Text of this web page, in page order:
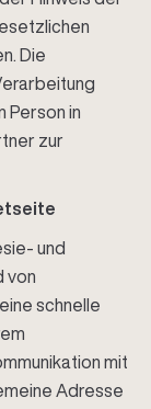
Die
Person in
zur
und
von
schnelle
mit
Adresse